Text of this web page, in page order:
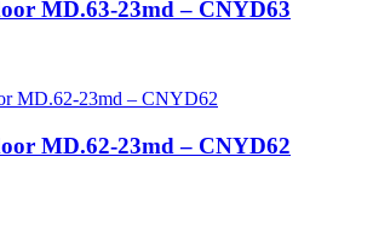
MD.63-23md – CNYD63
MD.62-23md – CNYD62